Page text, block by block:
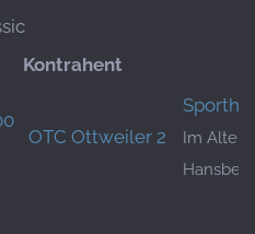
Kontrahent
OTC Ottweiler 2
Im Alten
Hansberg